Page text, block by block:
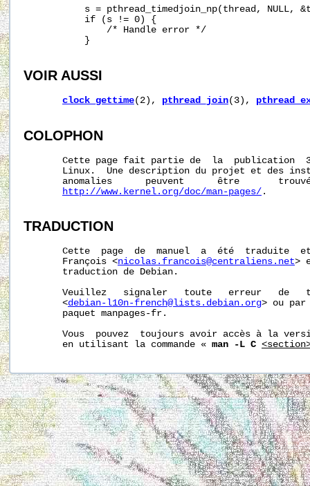
s = pthread_timedjoin_np(thread, NULL,
           if (s != 0) {
               /* Handle error */
           }
VOIR AUSSI
clock_gettime(2), pthread_join(3),
COLOPHON
Cette page fait partie de  la  publication
Linux.  Une description du projet et des
anomalies      peuvent      être
http://www.kernel.org/doc/man-pages/ .
TRADUCTION
Cette  page  de  manuel  a  été  traduite
       François <
nicolas.francois@centraliens.net>
       traduction de Debian.
Veuillez   signaler   toute   erreur   de
       <
debian-l10n-french@lists.debian.org> ou par
       paquet manpages-fr.
Vous  pouvez  toujours avoir accès à la
       en utilisant la commande «
man -L C